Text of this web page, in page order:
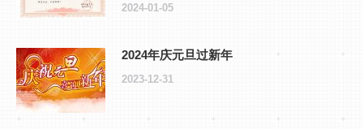
2024-01-05
2024年庆元旦过新年
2023-12-31